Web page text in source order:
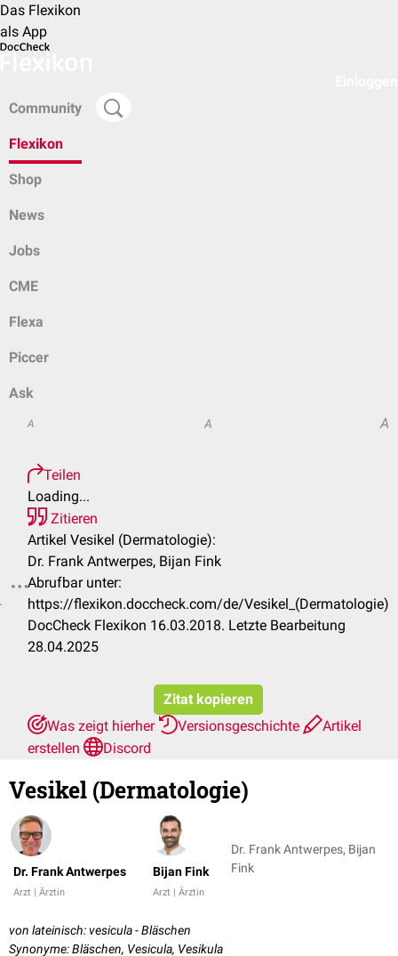
Das Flexikon
als App
Community
Flexikon
Shop
News
Jobs
CME
Flexa
Piccer
Ask
A A A
Teilen
Loading...
Zitieren
Artikel Vesikel (Dermatologie):
Dr. Frank Antwerpes, Bijan Fink
Abrufbar unter:
https://flexikon.doccheck.com/de/Vesikel_(Dermatologie)
DocCheck Flexikon 16.03.2018. Letzte Bearbeitung
28.04.2025
Zitat kopieren
Was zeigt hierher
Versionsgeschichte
Artikel
erstellen
Discord
Vesikel (Dermatologie)
Dr. Frank Antwerpes
Arzt | Ärztin
Bijan Fink
Arzt | Ärztin
Dr. Frank Antwerpes, Bijan
Fink
von lateinisch: vesicula - Bläschen
Synonyme: Bläschen, Vesicula, Vesikula